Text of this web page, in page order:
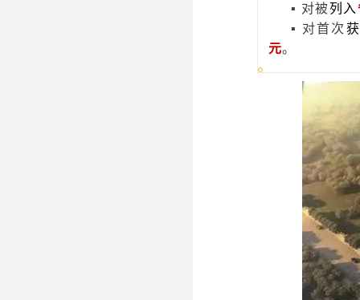
▪ 对被列入
▪ 对首次
元。